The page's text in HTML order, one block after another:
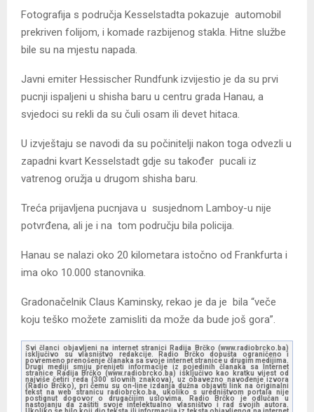
Fotografija s područja Kesselstadta pokazuje automobil
prekriven folijom, i komade razbijenog stakla. Hitne službe
bile su na mjestu napada.
Javni emiter Hessischer Rundfunk izvijestio je da su prvi
pucnji ispaljeni u shisha baru u centru grada Hanau, a
svjedoci su rekli da su čuli osam ili devet hitaca.
U izvještaju se navodi da su počinitelji nakon toga odvezli u
zapadni kvart Kesselstadt gdje su također pucali iz
vatrenog oružja u drugom shisha baru.
Treća prijavljena pucnjava u susjednom Lamboy-u nije
potvrđena, ali je i na tom području bila policija.
Hanau se nalazi oko 20 kilometara istočno od Frankfurta i
ima oko 10.000 stanovnika.
Gradonačelnik Claus Kaminsky, rekao je da je bila “veče
koju teško možete zamisliti da može da bude još gora”.
Svi članci objavljeni na internet stranici Radija Brčko (www.radiobrcko.ba)
isključivo su vlasništvo redakcije. Radio Brčko dopušta ograničeno i
povremeno prenošenje članaka sa svoje internet stranice u drugim medijima.
Drugi mediji smiju prenijeti informacije iz pojedinih članaka sa Internet
stranice Radija Brčko (www.radiobrcko.ba) isključivo kao kratku vijest od
najviše četiri reda (300 slovnih znakova), uz obavezno navođenje izvora
(Radio Brčko), pri čemu su on-line izdanja dužna objaviti link na originalni
tekst na web stranicu radiobrcko.ba, ukoliko s uredništvom portala nije
postignut dogovor o drugačijim uslovima. Radio Brčko je odlučan u
nastojanju da zaštiti svoje intelektualno vlasništvo i rad svojih autora.